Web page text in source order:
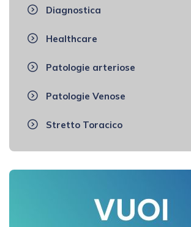
Diagnostica
Healthcare
Patologie arteriose
Patologie Venose
Stretto Toracico